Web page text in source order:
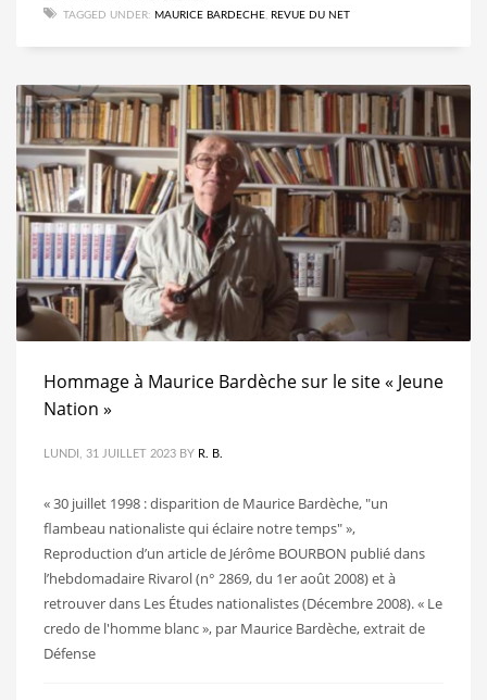
TAGGED UNDER: MAURICE BARDECHE REVUE DU NET
Hommage à Maurice Bardèche sur le site « Jeune
Nation »
LUNDI, 31 JUILLET 2023 BY R. B.
« 30 juillet 1998 : disparition de Maurice Bardèche, "un
flambeau nationaliste qui éclaire notre temps" »,
Reproduction d’un article de Jérôme BOURBON publié dans
l’hebdomadaire Rivarol (n° 2869, du 1er août 2008) et à
retrouver dans Les Études nationalistes (Décembre 2008). « Le
credo de l'homme blanc », par Maurice Bardèche, extrait de
Défense